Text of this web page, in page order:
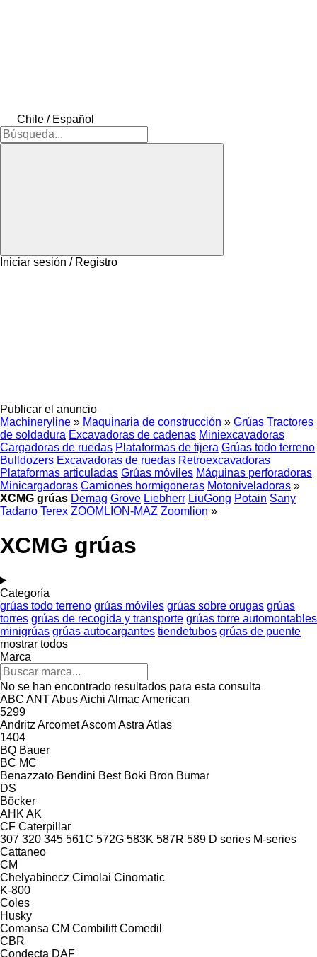
Chile / Español
Iniciar sesión / Registro
Publicar el anuncio
Machineryline » Maquinaria de construcción » Grúas Tractores
de soldadura Excavadoras de cadenas Miniexcavadoras
Cargadoras de ruedas Plataformas de tijera Grúas todo terreno
Bulldozers Excavadoras de ruedas Retroexcavadoras
Plataformas articuladas Grúas móviles Máquinas perforadoras
Minicargadoras Camiones hormigoneras Motoniveladoras »
XCMG grúas Demag Grove Liebherr LiuGong Potain Sany
Tadano Terex ZOOMLION-MAZ Zoomlion »
XCMG grúas
Categoría
grúas todo terreno grúas móviles grúas sobre orugas grúas
torres grúas de recogida y transporte grúas torre automontables
minigrúas grúas autocargantes tiendetubos grúas de puente
mostrar todos
Marca
No se han encontrado resultados para esta consulta
ABC ANTAbusAichi AlmacAmerican
5299
Andritz ArcometAscomAstra Atlas
1404
BQ Bauer
BC MC
Benazzato Bendini Best Boki Bron Bumar
DS
Böcker
AHK AK
CF Caterpillar
307 320 345 561C 572G 583K 587R 589 D series M-series
Cattaneo
CM
Chelyabinecz Cimolai Cinomatic
K-800
Coles
Husky
Comansa CM Combilift Comedil
CBR
Condecta DAF